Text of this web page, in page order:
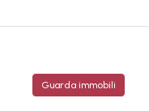
Guarda immobili